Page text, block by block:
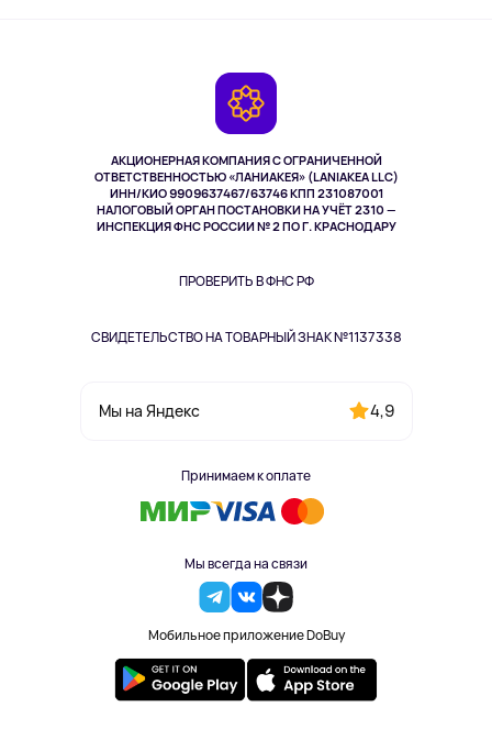
АКЦИОНЕРНАЯ КОМПАНИЯ С ОГРАНИЧЕННОЙ
ОТВЕТСТВЕННОСТЬЮ «ЛАНИАКЕЯ» (LANIAKEA LLC)
ИНН/КИО 9909637467/63746 КПП 231087001
НАЛОГОВЫЙ ОРГАН ПОСТАНОВКИ НА УЧЁТ 2310 —
ИНСПЕКЦИЯ ФНС РОССИИ № 2 ПО Г. КРАСНОДАРУ
ПРОВЕРИТЬ В ФНС РФ
СВИДЕТЕЛЬСТВО НА ТОВАРНЫЙ ЗНАК №1137338
Мы на Яндекс 4,9
Принимаем к оплате
Мы всегда на связи
Мобильное приложение DoBuy
Здоровье питомцев
Одежда и аксессуары